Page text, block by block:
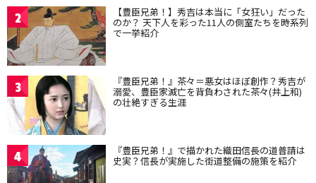
2 【豊臣兄弟！】秀吉は本当に「女狂い」だった
のか？ 天下人を彩った11人の側室たちを時系列
で一挙紹介
3 『豊臣兄弟！』茶々＝悪女はほぼ創作？秀吉が
溺愛、豊臣家滅亡を背負わされた茶々(井上和)
の壮絶すぎる生涯
4 『豊臣兄弟！』で描かれた織田信長の道普請は
史実？信長が実施した街道整備の施策を紹介